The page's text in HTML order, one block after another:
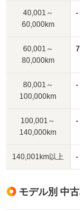
40,001～
60,000km
-
60,001～
80,000km
80,001～
100,000km
-
100,001～
140,000km
-
140,001km以上 -
モデル別 中